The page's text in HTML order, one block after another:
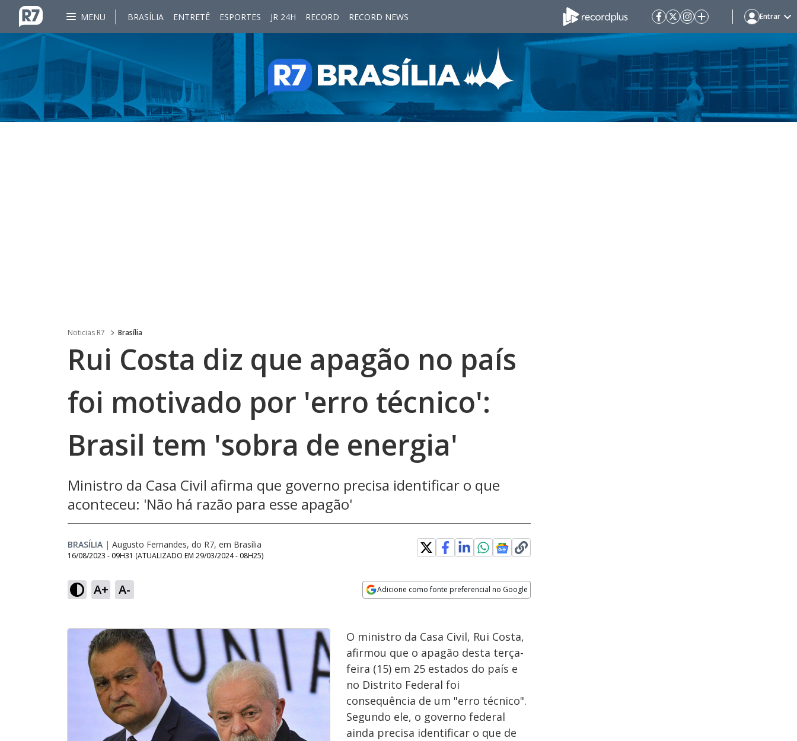
MENU BRASÍLIA ENTRETÊ ESPORTES JR 24H RECORD RECORD NEWS Entrar
Noticias R7 Brasília
Rui Costa diz que apagão no país
foi motivado por 'erro técnico':
Brasil tem 'sobra de energia'
Ministro da Casa Civil afirma que governo precisa identificar o que
aconteceu: 'Não há razão para esse apagão'
BRASÍLIA | Augusto Fernandes, do R7, em Brasília
16/08/2023 - 09H31 (ATUALIZADO EM 29/03/2024 - 08H25)
A+ A- Adicione como fonte preferencial no Google
O ministro da Casa Civil, Rui Costa,
afirmou que o apagão desta terça-
feira (15) em 25 estados do país e
no Distrito Federal foi
consequência de um "erro técnico".
Segundo ele, o governo federal
ainda precisa identificar o que de